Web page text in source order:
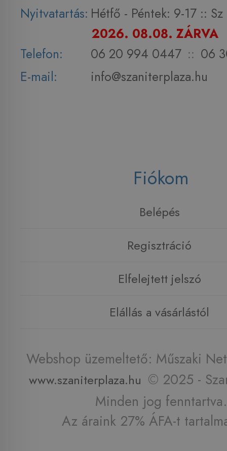
Nyitvatartás: Hétfő - Péntek: 9-17 :: Sz
2026. 08.08. ZÁRVA
Telefon:
06 20 994 0447 :: 06
E-mail:
info@szaniterplaza.hu
Fiókom
Belépés
Regisztráció
Elfelejtett jelszó
Elállás a vásárlástól
Webshop üzemeltető: Műszaki
www.szaniterplaza.hu © 2025 -
Minden jog fenntartva.
Az áraink 27% ÁFA-t